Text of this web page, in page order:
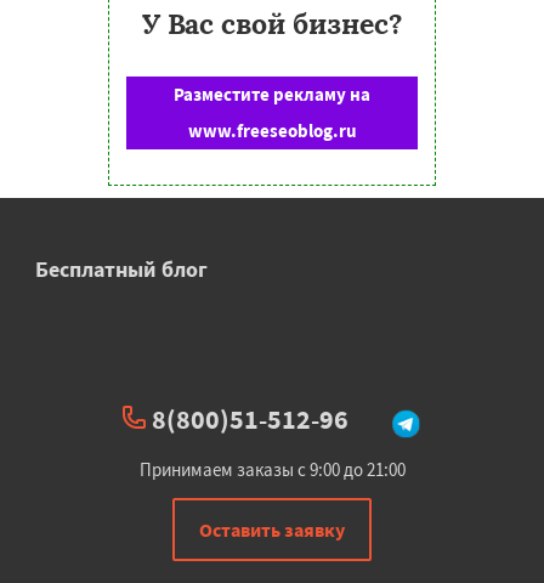
У Вас свой бизнес?
Разместите рекламу на
www.freeseoblog.ru
Бесплатный блог
8(800)51-512-96
Принимаем заказы с 9:00 до 21:00
Оставить заявку